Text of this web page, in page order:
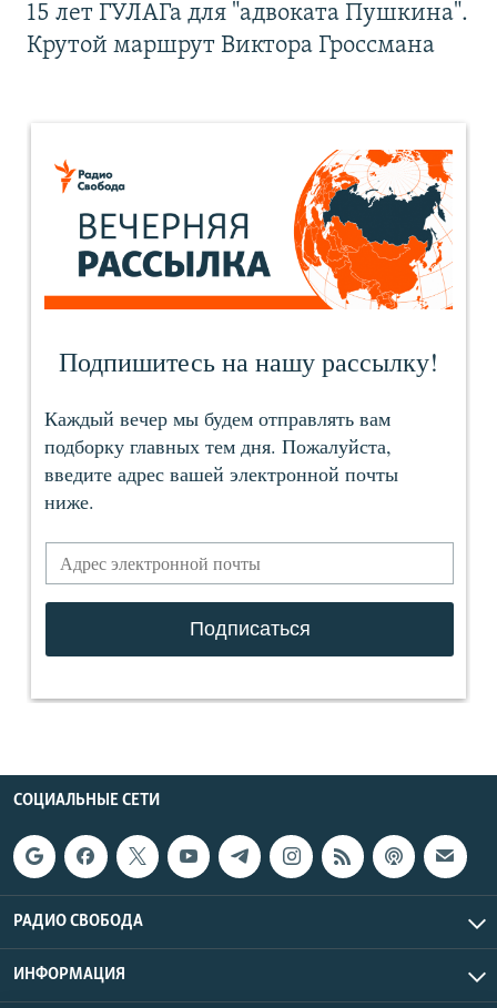
15 лет ГУЛАГа для "адвоката Пушкина".
Крутой маршрут Виктора Гроссмана
СОЦИАЛЬНЫЕ СЕТИ
РАДИО СВОБОДА
ИНФОРМАЦИЯ